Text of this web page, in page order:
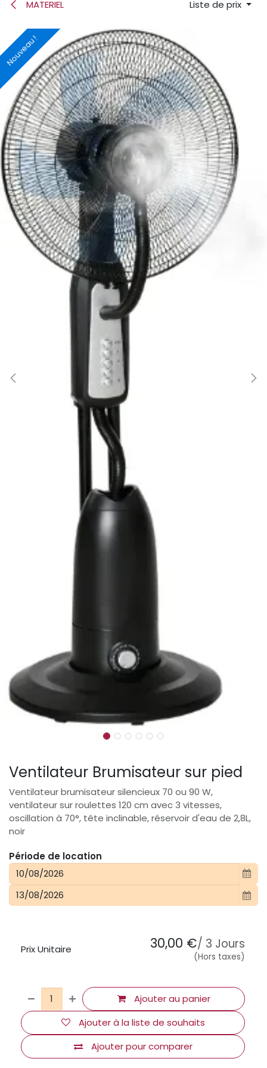
MATERIEL Liste de prix
Nouveau !
Nouveau !
Ventilateur Brumisateur sur pied
Ventilateur brumisateur silencieux 70 ou 90 W,
ventilateur sur roulettes 120 cm avec 3 vitesses,
oscillation à 70°, tête inclinable, réservoir d'eau de 2,8L,
noir
Période de location
Ajouter au panier
Ajouter pour comparer
Ajouter à la liste de souhaits
Prix Unitaire 30,00 €/ 3 Jours
(Hors taxes)